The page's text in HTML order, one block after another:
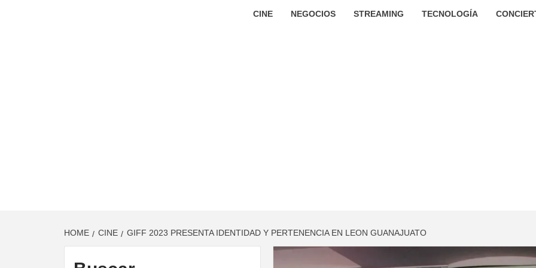
CINE NEGOCIOS STREAMING TECNOLOGÍA
HOME CINE GIFF 2023 PRESENTA IDENTIDAD Y PERTENENCIA EN LEON GUANAJUATO